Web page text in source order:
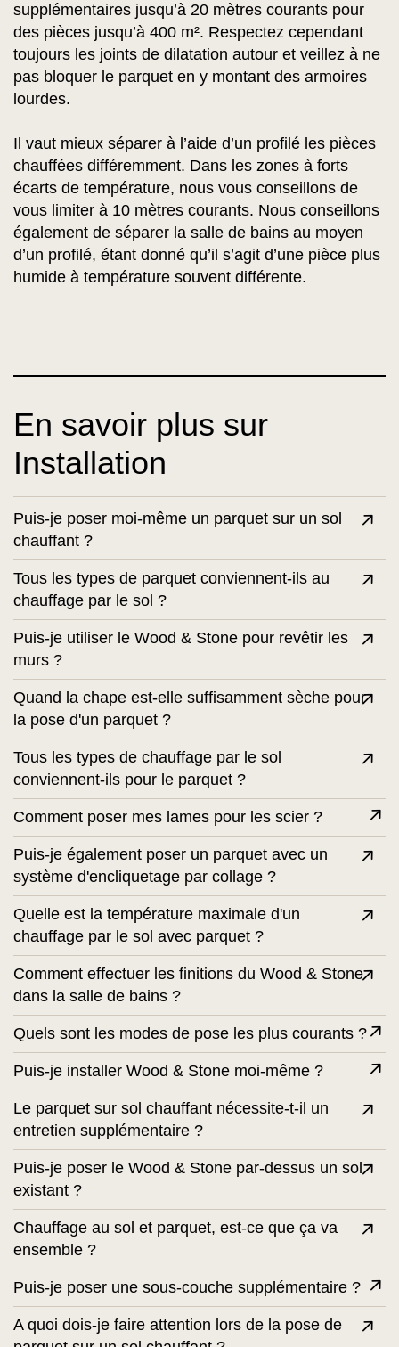
supplémentaires jusqu’à 20 mètres courants pour
des pièces jusqu’à 400 m². Respectez cependant
toujours les joints de dilatation autour et veillez à ne
pas bloquer le parquet en y montant des armoires
lourdes.
Il vaut mieux séparer à l’aide d’un profilé les pièces
chauffées différemment. Dans les zones à forts
écarts de température, nous vous conseillons de
vous limiter à 10 mètres courants. Nous conseillons
également de séparer la salle de bains au moyen
d’un profilé, étant donné qu’il s’agit d’une pièce plus
humide à température souvent différente.
En savoir plus sur
Installation
Puis-je poser moi-même un parquet sur un sol
chauffant ?
Tous les types de parquet conviennent-ils au
chauffage par le sol ?
Puis-je utiliser le Wood & Stone pour revêtir les
murs ?
Quand la chape est-elle suffisamment sèche pour
la pose d'un parquet ?
Tous les types de chauffage par le sol
conviennent-ils pour le parquet ?
Comment poser mes lames pour les scier ?
Puis-je également poser un parquet avec un
système d'encliquetage par collage ?
Quelle est la température maximale d'un
chauffage par le sol avec parquet ?
Comment effectuer les finitions du Wood & Stone
dans la salle de bains ?
Quels sont les modes de pose les plus courants ?
Puis-je installer Wood & Stone moi-même ?
Le parquet sur sol chauffant nécessite-t-il un
entretien supplémentaire ?
Puis-je poser le Wood & Stone par-dessus un sol
existant ?
Chauffage au sol et parquet, est-ce que ça va
ensemble ?
Puis-je poser une sous-couche supplémentaire ?
A quoi dois-je faire attention lors de la pose de